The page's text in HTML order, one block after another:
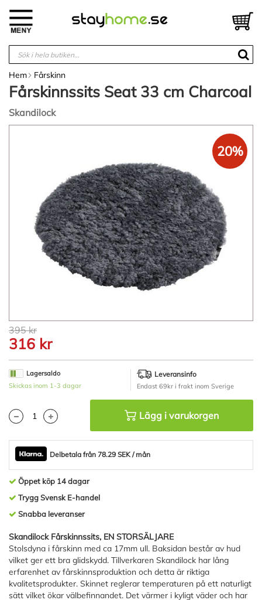
innehållet
Hem Fårskinn
Fårskinnssits Seat 33 cm Charcoal
Skandilock
Hoppa
till
början
av
bildgalleriet
20%
395 kr
316 kr
Lagersaldo
Skickas inom 1-3 dagar
Leveransinfo
Endast 69kr i frakt inom Sverige
Lägg i varukorgen
Delbetala från 78.29 SEK / mån
Öppet köp 14 dagar
Trygg Svensk E-handel
Snabba leveranser
Skandilock Fårskinnssits, EN STORSÄLJARE
Stolsdyna i fårskinn med ca 17mm ull. Baksidan består av hud
vilket ger ett bra glidskydd. Tillverkaren Skandilock har lång
erfarenhet av fårskinnsproduktion och detta är riktiga
kvalitetsprodukter. Skinnet reglerar temperaturen på ett naturligt
sätt vilket ökar välbefinnandet. Det värmer i kyligt väder och har